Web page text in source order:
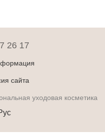
26 17
сайта
уходовая косметика